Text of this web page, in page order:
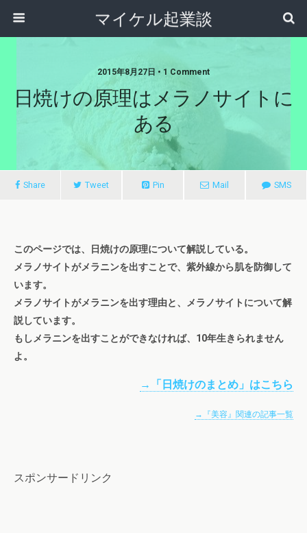
マイケル起業談
2015年8月27日 • 1 Comment
日焼けの原理はメラノサイトに
ある
Share Tweet Pin Mail SMS
このページでは、日焼けの原理について解説している。
メラノサイトがメラニンを出すことで、紫外線から肌を防御して
います。
メラノサイトがメラニンを出す理由と、メラノサイトについて解
説しています。
もしメラニンを出すことができなければ、10年生きられません
よ。
→「日焼けのまとめ」はこちら
→『美容』関連の記事一覧
スポンサードリンク